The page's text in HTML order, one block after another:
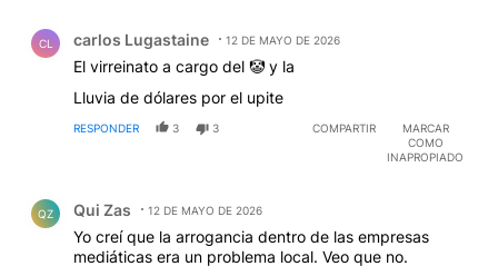
CL carlos Lugastaine 12 DE MAYO DE 2026
El virreinato a cargo del 🤡 y la
Lluvia de dólares por el upite
RESPONDER 3 3 COMPARTIR
MARCAR
COMO
INAPROPIADO
QZ Qui Zas 12 DE MAYO DE 2026
Yo creí que la arrogancia dentro de las empresas
mediáticas era un problema local. Veo que no.